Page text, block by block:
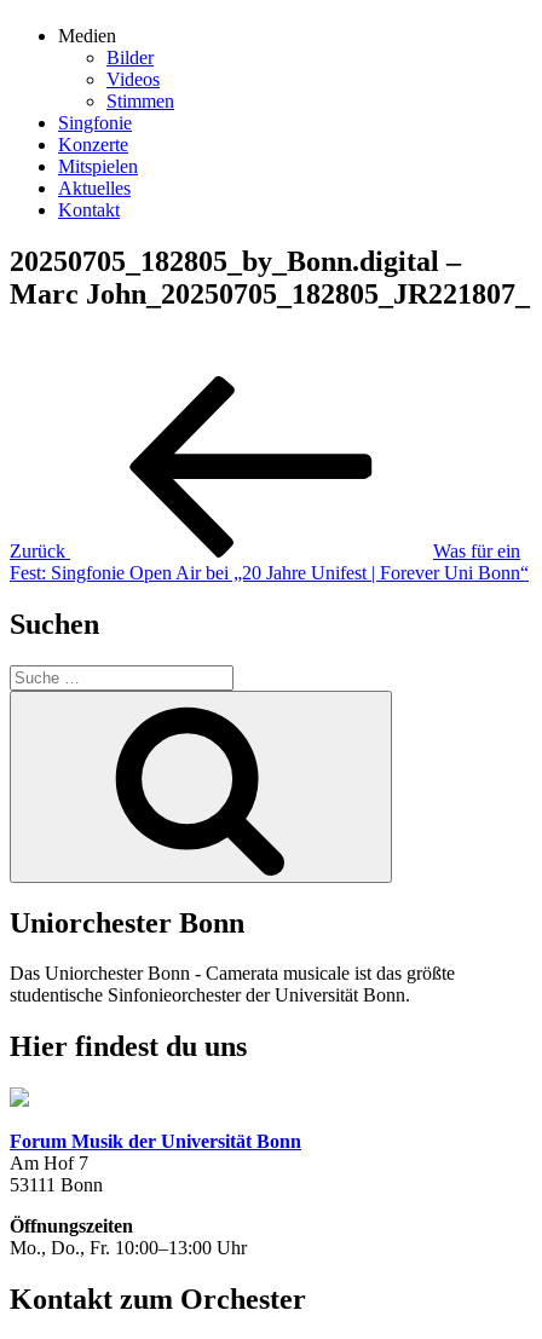
Medien
Bilder
Videos
Stimmen
Singfonie
Konzerte
Mitspielen
Aktuelles
Kontakt
20250705_182805_by_Bonn.digital –
Marc John_20250705_182805_JR221807_
Beitragsnavigation
Zurück
Was für ein
Fest: Singfonie Open Air bei „20 Jahre Unifest | Forever Uni Bonn“
Suchen
Suche
nach:
Uniorchester Bonn
Das Uniorchester Bonn - Camerata musicale ist das größte
studentische Sinfonieorchester der Universität Bonn.
Hier findest du uns
Forum Musik der Universität Bonn
Am Hof 7
53111 Bonn
Öffnungszeiten
Mo., Do., Fr. 10:00–13:00 Uhr
Kontakt zum Orchester